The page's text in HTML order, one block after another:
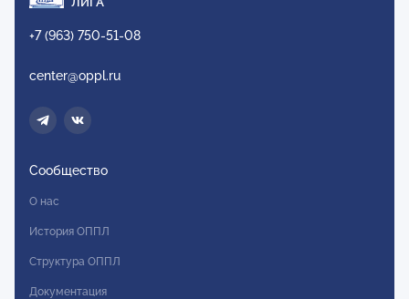
+7 (963) 750-51-08
center@oppl.ru
Сообщество
О нас
История ОППЛ
Структура ОППЛ
Документация